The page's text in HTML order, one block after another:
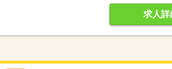
求人詳